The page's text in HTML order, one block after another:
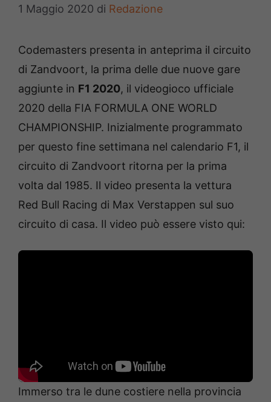
1 Maggio 2020 di Redazione
Codemasters presenta in anteprima il circuito
di Zandvoort, la prima delle due nuove gare
aggiunte in F1 2020, il videogioco ufficiale
2020 della FIA FORMULA ONE WORLD
CHAMPIONSHIP. Inizialmente programmato
per questo fine settimana nel calendario F1, il
circuito di Zandvoort ritorna per la prima
volta dal 1985. Il video presenta la vettura
Red Bull Racing di Max Verstappen sul suo
circuito di casa. Il video può essere visto qui:
Immerso tra le dune costiere nella provincia